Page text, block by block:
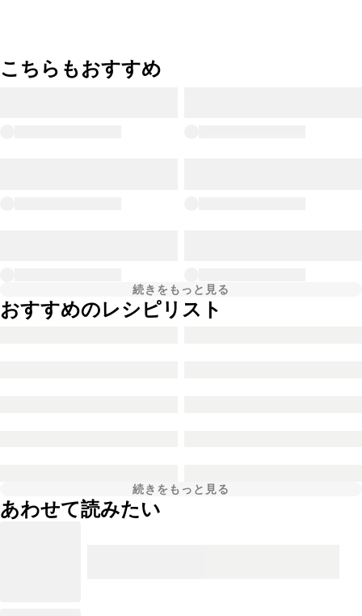
こちらもおすすめ
続きをもっと見る
おすすめのレシピリスト
続きをもっと見る
あわせて読みたい